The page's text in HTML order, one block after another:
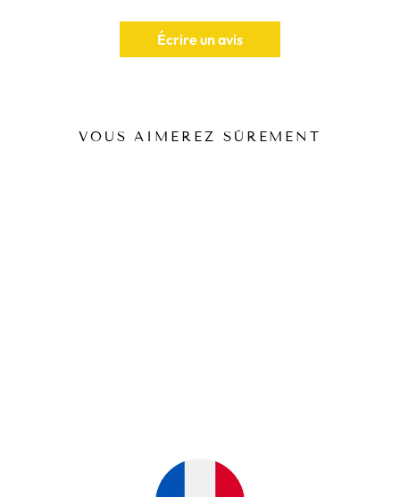
Bande Poignet Girl Roseest spécialement conçue pour optimiser
Écrire un avis
VOUS AIMEREZ SÛREMENT